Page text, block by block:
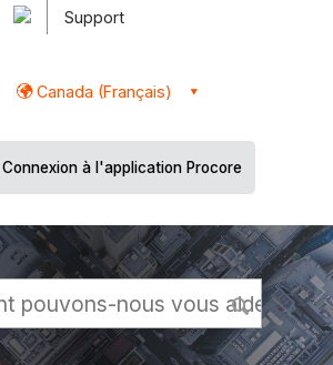
Support
Canada (Français)
Connexion à l'application Procore